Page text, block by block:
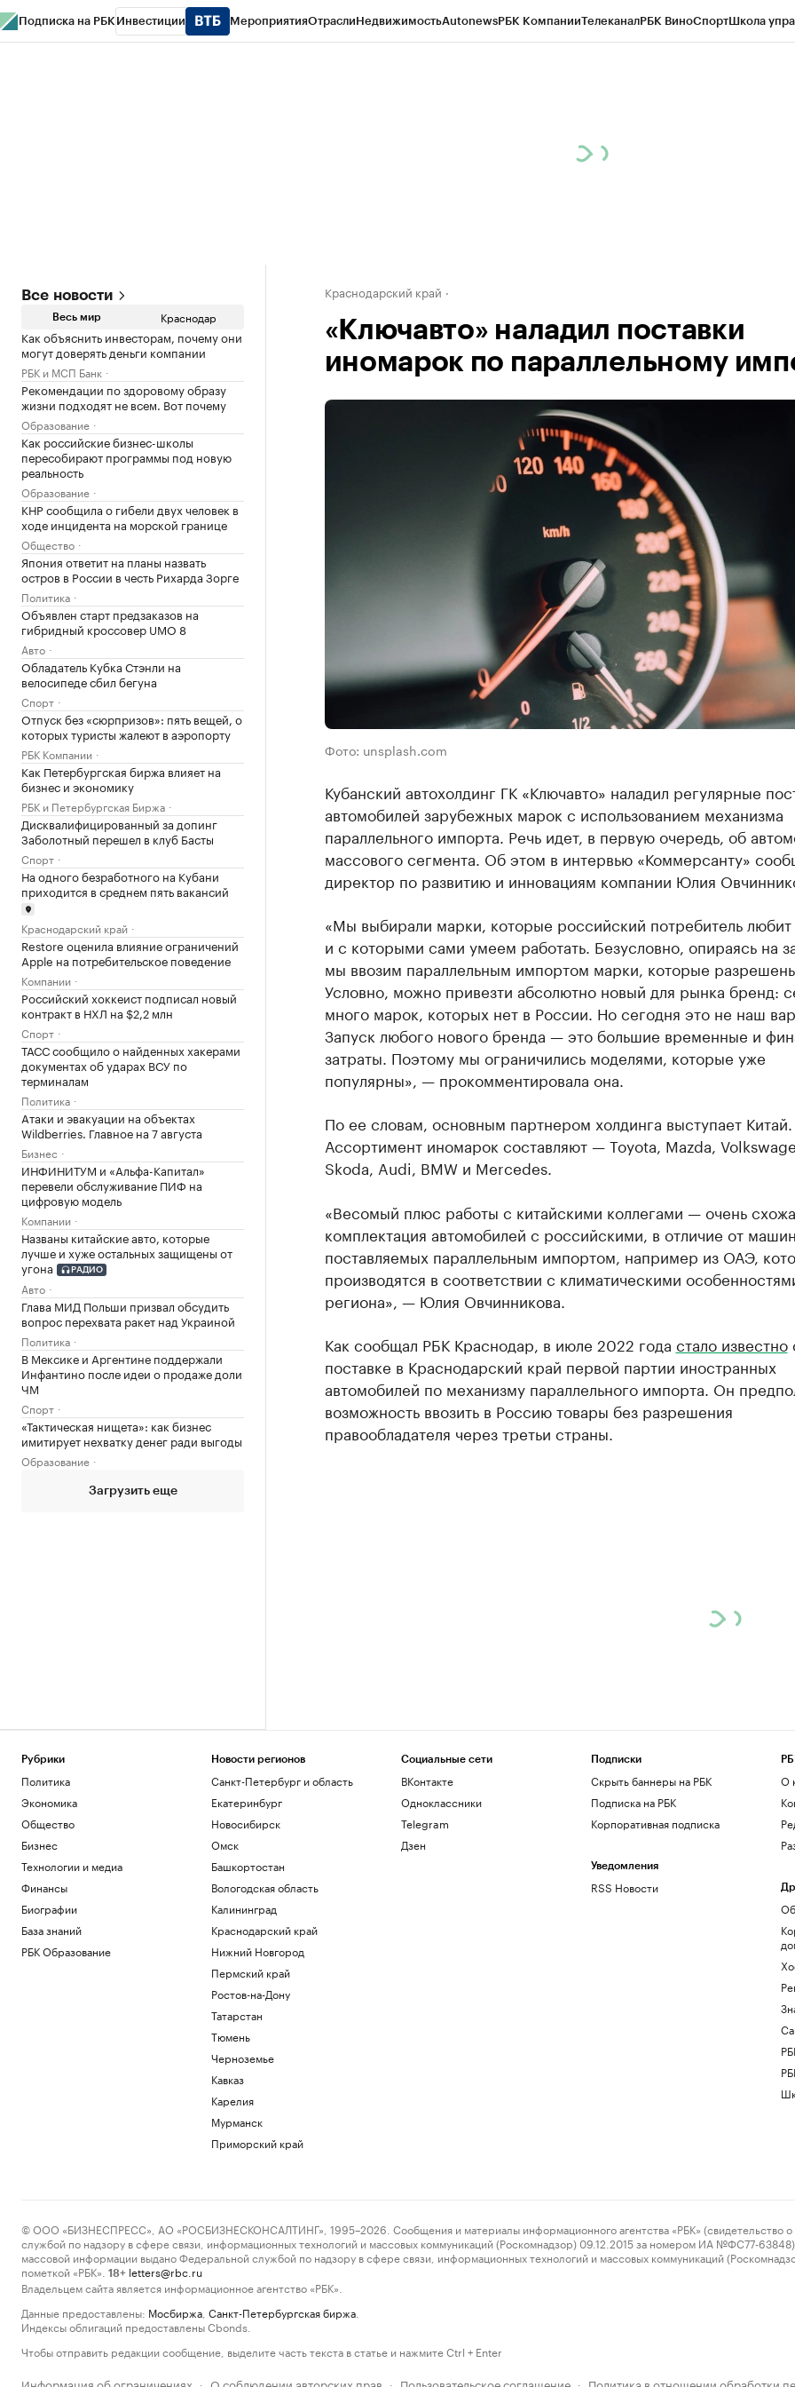
Подписка на РБК Инвестиции МероприятияОтраслиНедвижимостьAutonewsРБК КомпанииТелеканалРБК ВиноСпортШкола
Все новости
Весь мир Краснодар
Как объяснить инвесторам, почему они
могут доверять деньги компании
РБК и МСП Банк
Рекомендации по здоровому образу
жизни подходят не всем. Вот почему
Образование
Как российские бизнес-школы
пересобирают программы под новую
реальность
Образование
КНР сообщила о гибели двух человек в
ходе инцидента на морской границе
Общество
Япония ответит на планы назвать
остров в России в честь Рихарда Зорге
Политика
Объявлен старт предзаказов на
гибридный кроссовер UMO 8
Авто
Обладатель Кубка Стэнли на
велосипеде сбил бегуна
Спорт
Отпуск без «сюрпризов»: пять вещей, о
которых туристы жалеют в аэропорту
РБК Компании
Как Петербургская биржа влияет на
бизнес и экономику
РБК и Петербургская Биржа
Дисквалифицированный за допинг
Заболотный перешел в клуб Басты
Спорт
На одного безработного на Кубани
приходится в среднем пять вакансий
Краснодарский край
Restore оценила влияние ограничений
Apple на потребительское поведение
Компании
Российский хоккеист подписал новый
контракт в НХЛ на $2,2 млн
Спорт
ТАСС сообщило о найденных хакерами
документах об ударах ВСУ по
терминалам
Политика
Атаки и эвакуации на объектах
Wildberries. Главное на 7 августа
Бизнес
ИНФИНИТУМ и «Альфа-Капитал»
перевели обслуживание ПИФ на
цифровую модель
Компании
Названы китайские авто, которые
лучше и хуже остальных защищены от
угона
РАДИО
Авто
Глава МИД Польши призвал обсудить
вопрос перехвата ракет над Украиной
Политика
В Мексике и Аргентине поддержали
Инфантино после идеи о продаже доли
ЧМ
Спорт
«Тактическая нищета»: как бизнес
имитирует нехватку денег ради выгоды
Образование
Загрузить еще
Краснодарский край
«Ключавто» наладил поставки
иномарок по параллельному
Фото: unsplash.com
Кубанский автохолдинг ГК «Ключавто» наладил регулярные
автомобилей зарубежных марок с использованием механизма
параллельного импорта. Речь идет, в первую очередь, об
массового сегмента. Об этом в интервью «Коммерсанту»
директор по развитию и инновациям компании Юлия
«Мы выбирали марки, которые российский потребитель любит
и с которыми сами умеем работать. Безусловно, опираясь на
мы ввозим параллельным импортом марки, которые
Условно, можно привезти абсолютно новый для рынка бренд:
много марок, которых нет в России. Но сегодня это не наш
Запуск любого нового бренда — это большие временные и
затраты. Поэтому мы ограничились моделями, которые уже
популярны», — прокомментировала она.
По ее словам, основным партнером холдинга выступает Китай.
Ассортимент иномарок составляют — Toyota, Mazda,
Skoda, Audi, BMW и Mercedes.
«Весомый плюс работы с китайскими коллегами — очень
комплектация автомобилей с российскими, в отличие от машин,
поставляемых параллельным импортом, например из ОАЭ,
производятся в соответствии с климатическими
региона», — Юлия Овчинникова.
Как сообщал РБК Краснодар, в июле 2022 года стало известно
поставке в Краснодарский край первой партии иностранных
автомобилей по механизму параллельного импорта. Он
возможность ввозить в Россию товары без разрешения
правообладателя через третьи страны.
Рубрики
Политика
Экономика
Общество
Бизнес
Технологии и медиа
Финансы
Биографии
База знаний
РБК Образование
Новости регионов
Санкт-Петербург и область
Екатеринбург
Новосибирск
Омск
Башкортостан
Вологодская область
Калининград
Краснодарский край
Нижний Новгород
Пермский край
Ростов-на-Дону
Татарстан
Тюмень
Черноземье
Кавказ
Карелия
Мурманск
Приморский край
Социальные сети
ВКонтакте
Одноклассники
Telegram
Дзен
Подписки
Скрыть баннеры на РБК
Подписка на РБК
Корпоративная подписка
Уведомления
RSS Новости
О
© ООО «БИЗНЕСПРЕСС», АО «РОСБИЗНЕСКОНСАЛТИНГ», 1995–2026. Сообщения и материалы информационного агентства «РБК» (свидетельство о
службой по надзору в сфере связи, информационных технологий и массовых коммуникаций (Роскомнадзор) 09.12.2015 за номером ИА №ФС77-63848)
массовой информации выдано Федеральной службой по надзору в сфере связи, информационных технологий и массовых коммуникаций
пометкой «РБК».
18+ letters@rbc.ru
Владельцем сайта является информационное агентство «РБК».
Данные предоставлены: Мосбиржа Санкт-Петербургская биржа
Индексы облигаций предоставлены Cbonds.
Чтобы отправить редакции сообщение, выделите часть текста в статье и нажмите Ctrl + Enter
Информация об ограничениях О соблюдении авторских прав Пользовательское соглашение Политика в отношении обработки